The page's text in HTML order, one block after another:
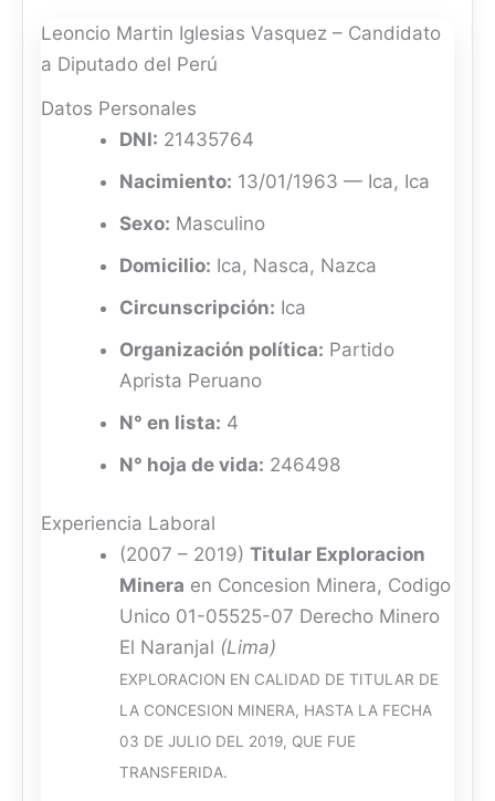
Leoncio Martin Iglesias Vasquez – Candidato
a Diputado del Perú
Datos Personales
DNI: 21435764
Nacimiento: 13/01/1963 — Ica, Ica
Sexo: Masculino
Domicilio: Ica, Nasca, Nazca
Circunscripción: Ica
Organización política: Partido
Aprista Peruano
N° en lista: 4
N° hoja de vida: 246498
Experiencia Laboral
(2007 – 2019) Titular Exploracion
Minera en Concesion Minera, Codigo
Unico 01-05525-07 Derecho Minero
El Naranjal (Lima)
EXPLORACION EN CALIDAD DE TITULAR DE
LA CONCESION MINERA, HASTA LA FECHA
03 DE JULIO DEL 2019, QUE FUE
TRANSFERIDA.